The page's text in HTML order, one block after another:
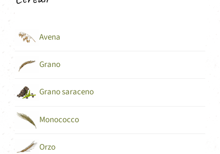
Avena
Grano
Grano saraceno
Monococco
Orzo